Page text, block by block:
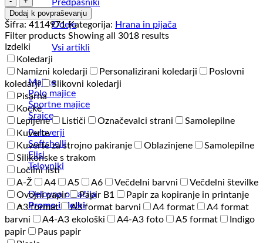
Predpasniki
Brisače
Odeje
Vsi artikli
Majice
Polo majice
Športne majice
Srajce
Puloverji
Softshelli
Flisi
Telovniki
Delovna oblačila
Promo izdelki
-
Planet
količina
Dodaj k povpraševanju
Šifra: 4114971 Kategorija: Hrana in pijača
Filter products Showing all 3018 results
Izdelki
Koledarji
Namizni koledarji
Personalizirani koledarji
Poslovni
koledarji
Slikovni koledarji
Pisarna
Kocke
Lepljene
Lističi Označevalci strani
Samolepilne
Kuverte
Kuverte za strojno pakiranje
Oblazinjene
Samolepilne
Silikonske s trakom
Ločilni listi
A-Ž
A4 A5 A6 Večdelni barvni
Večdelni številke
Ovojni papir
Papir B1
Papir za kopiranje in printanje
A3 format
A3 format barvni A4 format
A4 format
barvni
A4-A3 ekološki A4-A3 foto A5 format
Indigo
papir
Paus papir